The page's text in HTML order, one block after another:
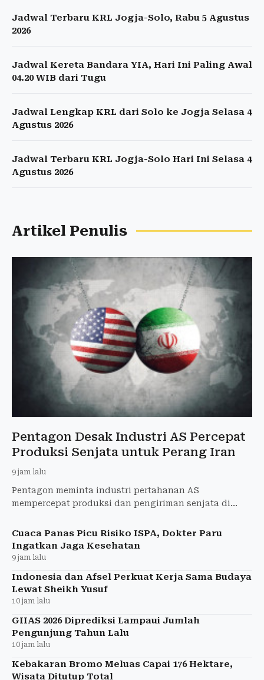
Jadwal Terbaru KRL Jogja-Solo, Rabu 5 Agustus
2026
Jadwal Kereta Bandara YIA, Hari Ini Paling Awal
04.20 WIB dari Tugu
Jadwal Lengkap KRL dari Solo ke Jogja Selasa 4
Agustus 2026
Jadwal Terbaru KRL Jogja-Solo Hari Ini Selasa 4
Agustus 2026
Artikel Penulis
Pentagon Desak Industri AS Percepat
Produksi Senjata untuk Perang Iran
9 jam lalu
Pentagon meminta industri pertahanan AS
mempercepat produksi dan pengiriman senjata di
pasokannya terbatas.
Cuaca Panas Picu Risiko ISPA, Dokter Paru
Ingatkan Jaga Kesehatan
9 jam lalu
Indonesia dan Afsel Perkuat Kerja Sama Budaya
Lewat Sheikh Yusuf
10 jam lalu
GIIAS 2026 Diprediksi Lampaui Jumlah
Pengunjung Tahun Lalu
10 jam lalu
Kebakaran Bromo Meluas Capai 176 Hektare,
Wisata Ditutup Total